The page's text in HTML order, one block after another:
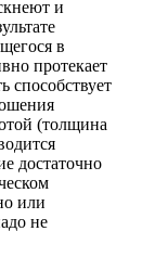
и
в
протекает
способствует
(толщина
достаточно
или
не